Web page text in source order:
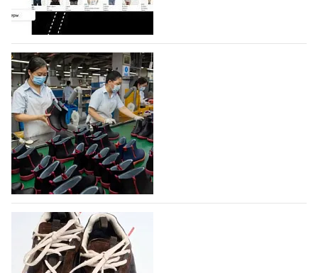
профессиональной обувной компанией,
объединяющей разработку, производство и…
07.08.2026 560
На платформе Lamoda - новый раздел и
условия продвижения локальных
дизайнерских марок
Российский маркетплейс Lamoda решил обновить
раздел для продажи продукции локальных
дизайнерских марок одежды, обуви и аксессуаров.
Бренды также получат маркетинговую…
06.08.2026 742
Объем мирового производства обуви в
2025 году практически не увеличился